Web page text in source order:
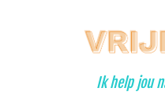
Ik help jou